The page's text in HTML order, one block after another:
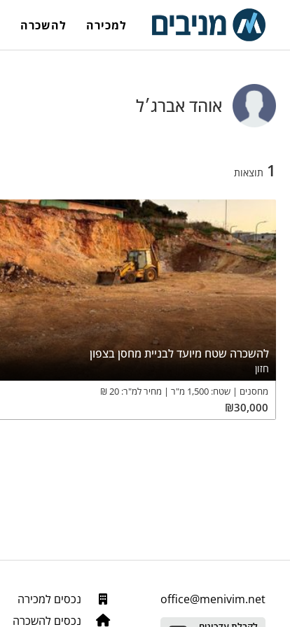
למכירה להשכרה
אוהד אברג׳ל
1 תוצאות
להשכרה שטח מיועד לבניית מחסן בצפון
חזון
מחסנים שטח: 1,500 מ"ר מחיר למ"ר: 20
₪
₪30,000
office@menivim.net
נכסים למכירה
נכסים להשכרה